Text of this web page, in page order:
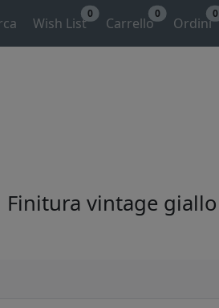
Wish List
0
Carrello
0
Ordini
0
Finitura vintage giallo